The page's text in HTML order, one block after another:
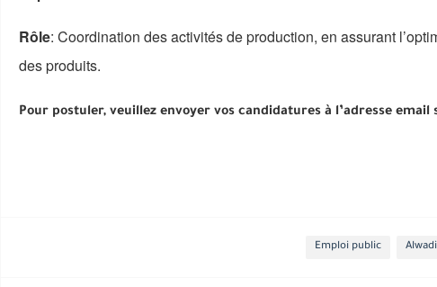
Rôle: Coordination des activités de production, en assurant
des produits.
Pour postuler, veuillez envoyer vos candidatures à l’adresse email
Emploi public